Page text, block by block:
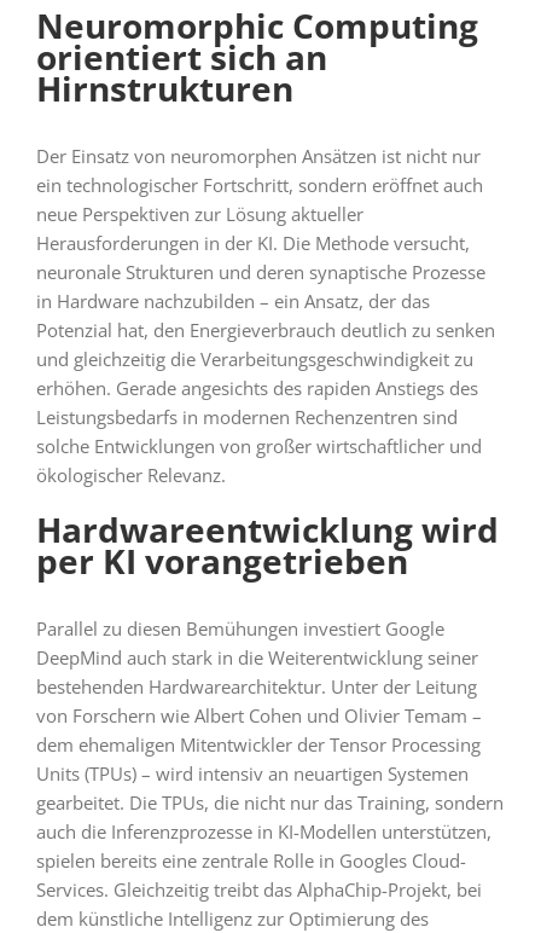
Neuromorphic Computing
orientiert sich an
Hirnstrukturen
Der Einsatz von neuromorphen Ansätzen ist nicht nur
ein technologischer Fortschritt, sondern eröffnet auch
neue Perspektiven zur Lösung aktueller
Herausforderungen in der KI. Die Methode versucht,
neuronale Strukturen und deren synaptische Prozesse
in Hardware nachzubilden – ein Ansatz, der das
Potenzial hat, den Energieverbrauch deutlich zu senken
und gleichzeitig die Verarbeitungsgeschwindigkeit zu
erhöhen. Gerade angesichts des rapiden Anstiegs des
Leistungsbedarfs in modernen Rechenzentren sind
solche Entwicklungen von großer wirtschaftlicher und
ökologischer Relevanz.
Hardwareentwicklung wird
per KI vorangetrieben
Parallel zu diesen Bemühungen investiert Google
DeepMind auch stark in die Weiterentwicklung seiner
bestehenden Hardwarearchitektur. Unter der Leitung
von Forschern wie Albert Cohen und Olivier Temam –
dem ehemaligen Mitentwickler der Tensor Processing
Units (TPUs) – wird intensiv an neuartigen Systemen
gearbeitet. Die TPUs, die nicht nur das Training, sondern
auch die Inferenzprozesse in KI-Modellen unterstützen,
spielen bereits eine zentrale Rolle in Googles Cloud-
Services. Gleichzeitig treibt das AlphaChip-Projekt, bei
dem künstliche Intelligenz zur Optimierung des